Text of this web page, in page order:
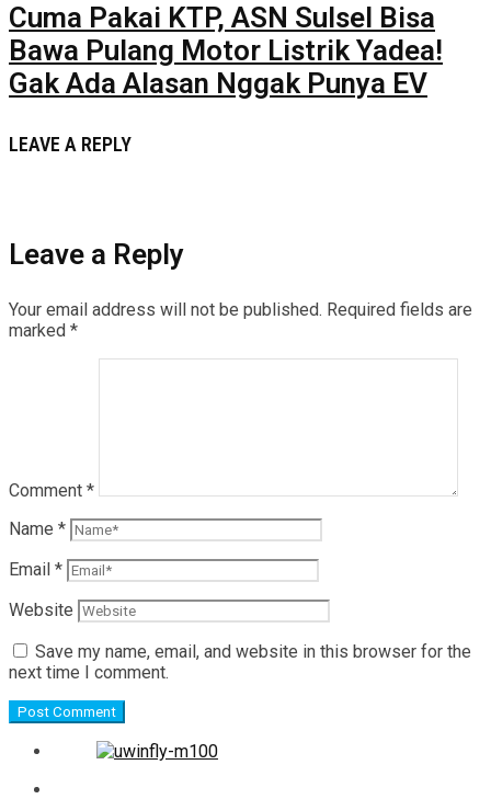
Cuma Pakai KTP, ASN Sulsel Bisa
Bawa Pulang Motor Listrik Yadea!
Gak Ada Alasan Nggak Punya EV
LEAVE A REPLY
Leave a Reply
Your email address will not be published. Required fields are
marked *
Comment *
Name *
Email *
Website
Save my name, email, and website in this browser for the
next time I comment.